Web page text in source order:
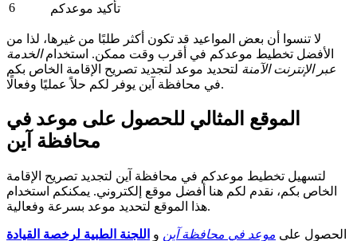
6
تأكيد موعدكم
لا تنسوا أن بعض المواعيد قد تكون أكثر طلبًا من غيرها، لذا من
الأفضل تخطيط موعدكم في أقرب وقت ممكن. استخدامالخدمة
عبر الإنترنت الآمنة لتحديد موعد لتجديد تصريح الإقامة الخاص بكم
في محافظة آين يوفر لكم حلاً عمليًا وفعالًا.
الموقع المثالي للحصول على موعد في
محافظة آين
لتسهيل تخطيط موعدكم في محافظة آين لتجديد تصريح الإقامة
الخاص بكم، نقدم لكم هنا أفضل موقع إلكتروني. يمكنكم استخدام
هذا الموقع لتحديد موعد بسرعة وفعالية.
الحصول على موعد في محافظة آين و اللجنة الطبية لرخصة القيادة